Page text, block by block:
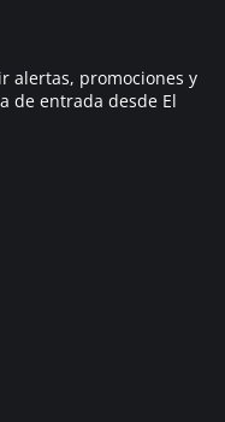
alertas, promociones y
de entrada desde El